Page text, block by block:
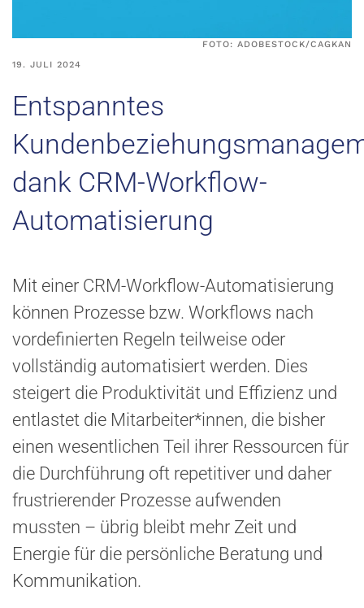
FOTO: ADOBESTOCK/CAGKAN
19. JULI 2024
Entspanntes
dank CRM-Workflow-
Automatisierung
Mit einer CRM-Workflow-Automatisierung
können Prozesse bzw. Workflows nach
vordefinierten Regeln teilweise oder
vollständig automatisiert werden. Dies
steigert die Produktivität und Effizienz und
entlastet die Mitarbeiter*innen, die bisher
einen wesentlichen Teil ihrer Ressourcen für
die Durchführung oft repetitiver und daher
frustrierender Prozesse aufwenden
mussten – übrig bleibt mehr Zeit und
Energie für die persönliche Beratung und
Kommunikation.